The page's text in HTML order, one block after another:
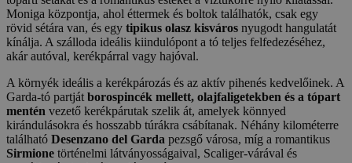
Moniga központja, ahol éttermek és boltok találhatók, csak egy
rövid sétára van, és egy tipikus olasz kisváros nyugodt hangulatát
kínálja. A szálloda ideális kiindulópont a tó teljes felfedezéséhez,
akár autóval, kerékpárral vagy hajóval.
A környék ideális a kerékpározás és az aktív pihenés kedvelőinek. A
Garda-tó partját borospincék mellett, olajfaligetekben és a tópart
mentén vezető kerékpárutak szelik át, amelyek könnyed
kirándulásokra és hosszabb túrákra csábítanak. Néhány kilométerre
található Desenzano del Garda pezsgő városa, míg a romantikus
Sirmione történelmi látványosságaival, Scaliger-várával és